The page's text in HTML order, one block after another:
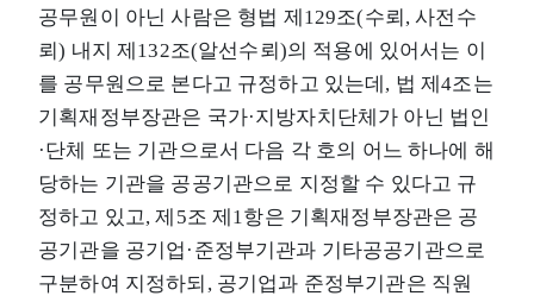
공무원이 아닌 사람은 형법 제129조(수뢰, 사전수
뢰) 내지 제132조(알선수뢰)의 적용에 있어서는 이
를 공무원으로 본다고 규정하고 있는데, 법 제4조는
기획재정부장관은 국가·지방자치단체가 아닌 법인
·단체 또는 기관으로서 다음 각 호의 어느 하나에 해
당하는 기관을 공공기관으로 지정할 수 있다고 규
정하고 있고, 제5조 제1항은 기획재정부장관은 공
공기관을 공기업·준정부기관과 기타공공기관으로
구분하여 지정하되, 공기업과 준정부기관은 직원